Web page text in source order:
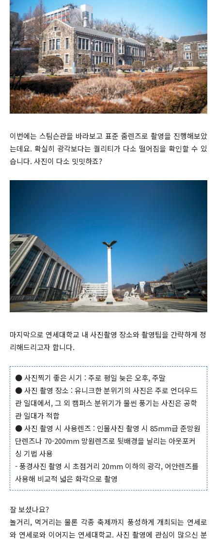
이번에는 스팀슨관을 바라보고 표준 줌렌즈로 촬영을 진행해보았
는데요. 확실히 광각보다는 퀄리티가 다소 떨어짐을 확인할 수 있
습니다. 사진이 다소 밋밋하죠?
마지막으로 연세대학교 내 사진촬영 장소와 촬영팁을 간략하게 정
리해드리고자 합니다.
● 사진찍기 좋은 시기 : 주로 평일 늦은 오후, 주말
● 사진 촬영 장소 : 유니크한 분위기의 사진은 주로 언더우드
관 일대에서, 그 외 캠퍼스 분위기가 물씬 풍기는 사진은 공학
관 일대가 적합
● 사진 촬영 시 사용렌즈 : 인물사진 촬영 시 85mm급 준망원
단렌즈나 70-200mm 망원렌즈로 뒷배경을 날리는 아웃포커
싱 기법 사용
- 풍경사진 촬영 시 초점거리 20mm 이하의 광각, 어안렌즈를
사용해 비교적 넓은 화각으로 촬영
잘 보셨나요?
놀거리, 먹거리는 물론 각종 축제까지 풍성하게 개최되는 연세로
와 연세로와 이어지는 연세대학교. 사진 촬영에 관심이 많으신 분